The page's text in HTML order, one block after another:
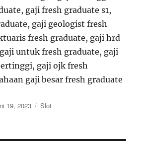
gaji fresh graduate s1,
gaji geologist fresh
fresh graduate, gaji hrd
untuk fresh graduate, gaji
gaji ojk fresh
gaji besar fresh graduate
19, 2023 Categories
Slot